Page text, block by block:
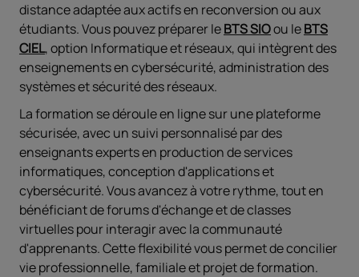
distance adaptée aux actifs en reconversion ou aux
étudiants. Vous pouvez préparer leBTS SIOou leBTS
CIEL, option Informatique et réseaux, qui intègrent des
enseignements en cybersécurité, administration des
systèmes et sécurité des réseaux.
La formation se déroule en ligne sur une plateforme
sécurisée, avec un suivi personnalisé par des
enseignants experts en production de services
informatiques, conception d'applications et
cybersécurité. Vous avancez à votre rythme, tout en
bénéficiant de forums d'échange et de classes
virtuelles pour interagir avec la communauté
d'apprenants. Cette flexibilité vous permet de concilier
vie professionnelle, familiale et projet de formation.